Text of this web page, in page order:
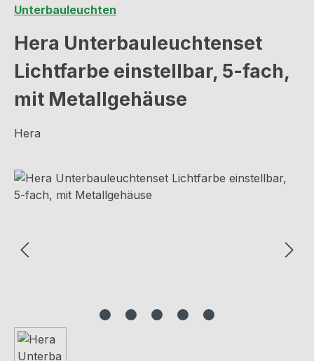
Unterbauleuchten
Hera Unterbauleuchtenset
Lichtfarbe einstellbar, 5-fach,
mit Metallgehäuse
Hera
Bildergalerie überspringen